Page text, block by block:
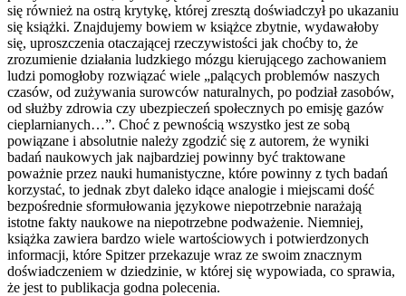
się również na ostrą krytykę, której zresztą doświadczył po ukazaniu
się książki. Znajdujemy bowiem w książce zbytnie, wydawałoby
się, uproszczenia otaczającej rzeczywistości jak choćby to, że
zrozumienie działania ludzkiego mózgu kierującego zachowaniem
ludzi pomogłoby rozwiązać wiele „palących problemów naszych
czasów, od zużywania surowców naturalnych, po podział zasobów,
od służby zdrowia czy ubezpieczeń społecznych po emisję gazów
cieplarnianych…”. Choć z pewnością wszystko jest ze sobą
powiązane i absolutnie należy zgodzić się z autorem, że wyniki
badań naukowych jak najbardziej powinny być traktowane
poważnie przez nauki humanistyczne, które powinny z tych badań
korzystać, to jednak zbyt daleko idące analogie i miejscami dość
bezpośrednie sformułowania językowe niepotrzebnie narażają
istotne fakty naukowe na niepotrzebne podważenie. Niemniej,
książka zawiera bardzo wiele wartościowych i potwierdzonych
informacji, które Spitzer przekazuje wraz ze swoim znacznym
doświadczeniem w dziedzinie, w której się wypowiada, co sprawia,
że jest to publikacja godna polecenia.